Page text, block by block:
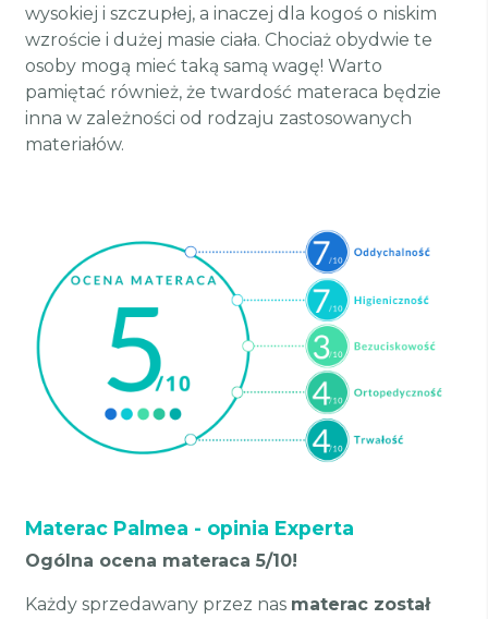
wysokiej i szczupłej, a inaczej dla kogoś o niskim
wzroście i dużej masie ciała. Chociaż obydwie te
osoby mogą mieć taką samą wagę! Warto
pamiętać również, że twardość materaca będzie
inna w zależności od rodzaju zastosowanych
materiałów.
Materac Palmea - opinia Experta
Ogólna ocena materaca 5/10!
Każdy sprzedawany przez nas materac został